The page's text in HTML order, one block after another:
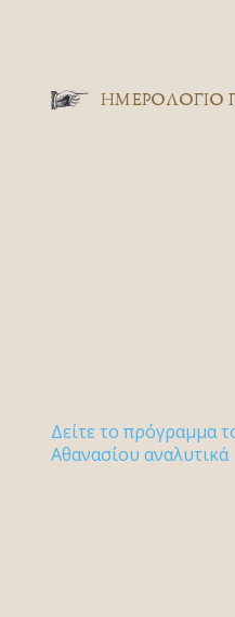
ΗΜΕΡΟΛΟΓΙΟ
Δείτε το πρόγραμμα
Αθανασίου αναλυτικά